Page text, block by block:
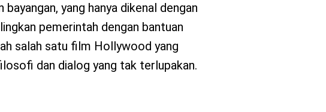
yang hanya dikenal dengan
pemerintah dengan bantuan
salah satu film Hollywood yang
dan dialog yang tak terlupakan.